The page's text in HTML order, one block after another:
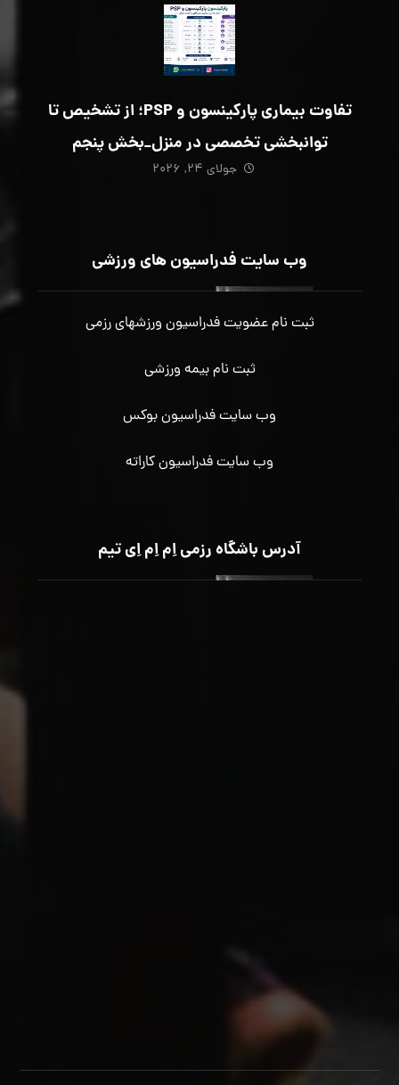
تفاوت بیماری پارکینسون و PSP؛ از تشخیص تا
توانبخشی تخصصی در منزل_بخش پنجم
جولای ۲۴, ۲۰۲۶
وب سایت فدراسیون های ورزشی
ثبت نام عضویت فدراسیون ورزشهای رزمی
ثبت نام بیمه ورزشی
وب سایت فدراسیون بوکس
وب سایت فدراسیون کاراته
آدرس باشگاه رزمی اِم اِم اِی تیم